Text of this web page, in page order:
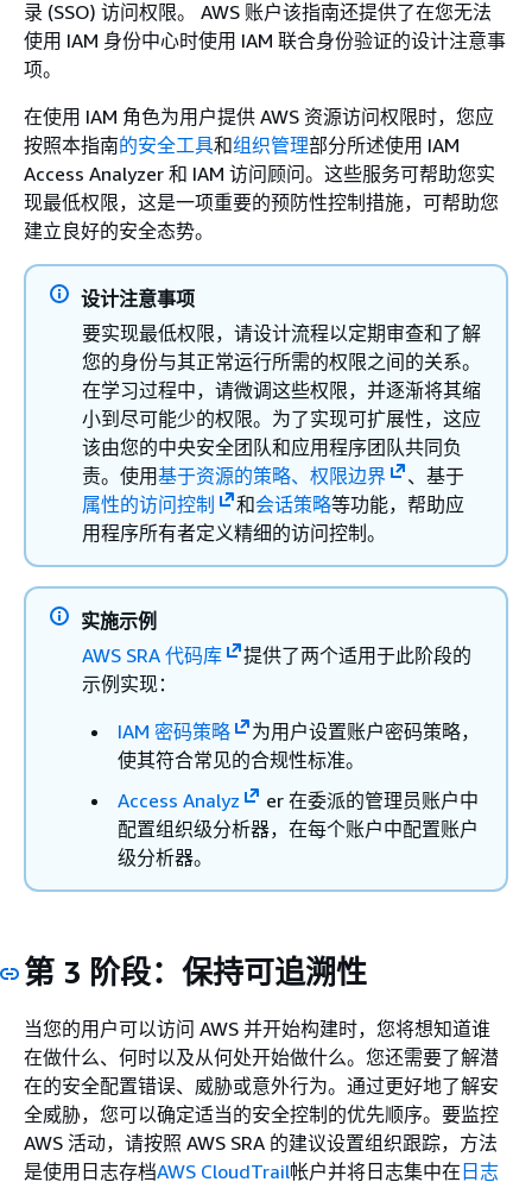
录 (SSO) 访问权限。 AWS 账户该指南还提供了在您无法
使用 IAM 身份中心时使用 IAM 联合身份验证的设计注意事
项。
在使用 IAM 角色为用户提供 AWS 资源访问权限时，您应
按照本指南的安全工具和组织管理部分所述使用 IAM
Access Analyzer 和 IAM 访问顾问。这些服务可帮助您实
现最低权限，这是一项重要的预防性控制措施，可帮助您
建立良好的安全态势。
设计注意事项
要实现最低权限，请设计流程以定期审查和了解
您的身份与其正常运行所需的权限之间的关系。
在学习过程中，请微调这些权限，并逐渐将其缩
小到尽可能少的权限。为了实现可扩展性，这应
该由您的中央安全团队和应用程序团队共同负
责。使用基于资源的策略、 权限边界
、基于
属性的访问控制
和会话策略等功能，帮助应
用程序所有者定义精细的访问控制。
实施示例
AWS SRA 代码库
提供了两个适用于此阶段的
示例实现：
IAM 密码策略
为用户设置账户密码策略，
使其符合常见的合规性标准。
Access Analyz
er 在委派的管理员账户中
配置组织级分析器，在每个账户中配置账户
级分析器。
第 3 阶段：保持可追溯性
当您的用户可以访问 AWS 并开始构建时，您将想知道谁
在做什么、何时以及从何处开始做什么。您还需要了解潜
在的安全配置错误、威胁或意外行为。通过更好地了解安
全威胁，您可以确定适当的安全控制的优先顺序。要监控
AWS 活动，请按照 AWS SRA 的建议设置组织跟踪，方法
是使用日志存档AWS CloudTrail帐户并将日志集中在日志